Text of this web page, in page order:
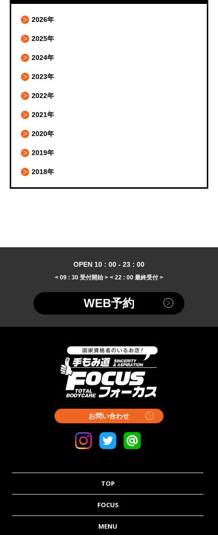
2026年
2025年
2024年
2023年
2022年
2021年
2020年
2019年
2018年
OPEN 10 : 00 - 23 : 00
< 09 : 30 受付開始 > < 22 : 00 最終受付 >
WEB予約
お問い合わせ
TOP
FOCUS
MENU